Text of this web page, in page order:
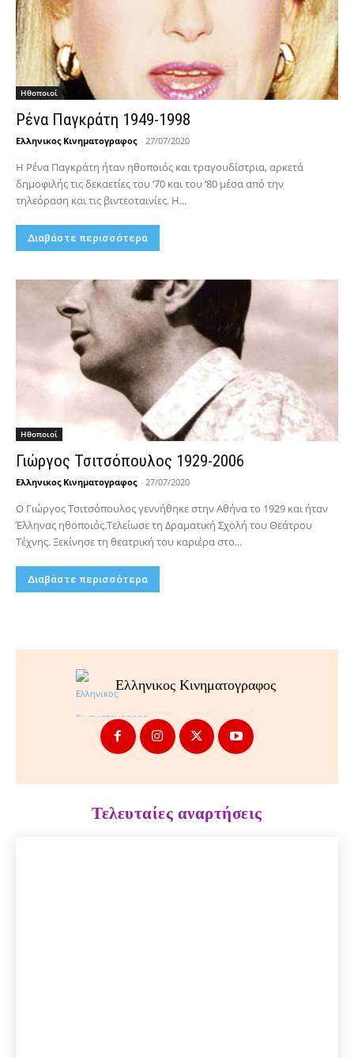
Hθοποιοί
Ρένα Παγκράτη 1949-1998
Ελληνικος Κινηματογραφος - 27/07/2020
Η Ρένα Παγκράτη ήταν ηθοποιός και τραγουδίστρια, αρκετά
δημοφιλής τις δεκαετίες του ‘70 και του ‘80 μέσα από την
τηλεόραση και τις βιντεοταινίες. Η...
Διαβάστε περισσότερα
Hθοποιοί
Γιώργος Τσιτσόπουλος 1929-2006
Ελληνικος Κινηματογραφος - 27/07/2020
Ο Γιώργος Τσιτσόπουλος γεννήθηκε στην Αθήνα το 1929 και ήταν
Έλληνας ηθοποιός.Τελείωσε τη Δραματική Σχολή του Θεάτρου
Τέχνης. Ξεκίνησε τη θεατρική του καριέρα στο...
Διαβάστε περισσότερα
Ελληνικος Κινηματογραφος
Τελευταίες αναρτήσεις